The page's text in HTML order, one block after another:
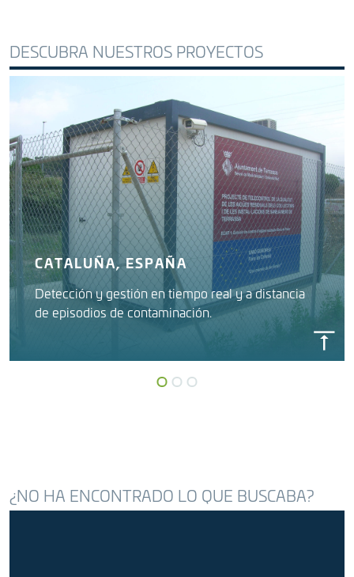
DESCUBRA NUESTROS PROYECTOS
CATALUÑA, ESPAÑA
Detección y gestión en tiempo real y a distancia
de episodios de contaminación.
¿NO HA ENCONTRADO LO QUE BUSCABA?